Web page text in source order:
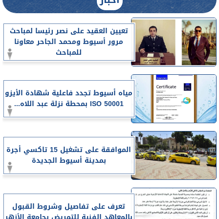
تعيين العقيد على نصر رئيسا لمباحث
مرور أسيوط ومحمد الجاحر معاونا
للمباحث
مياه أسيوط تجدد فاعلية شهادة الأيزو
ISO 50001 بمحطة نزلة عبد اللاه...
الموافقة على تشغيل 15 تاكسي أجرة
بمدينة أسيوط الجديدة
تعرف على تفاصيل وشروط القبول